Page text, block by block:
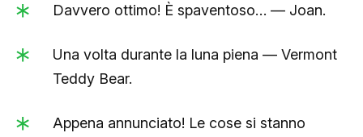
Davvero ottimo! È spaventoso… — Joan.
Una volta durante la luna piena — Vermont
Teddy Bear.
Appena annunciato! Le cose si stanno